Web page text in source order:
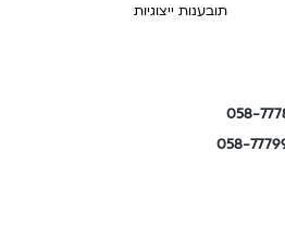
תובענות ייצוגיות